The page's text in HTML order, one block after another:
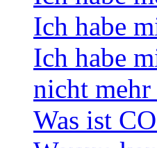
Ich habe
Ich habe
nicht mehr
Was ist